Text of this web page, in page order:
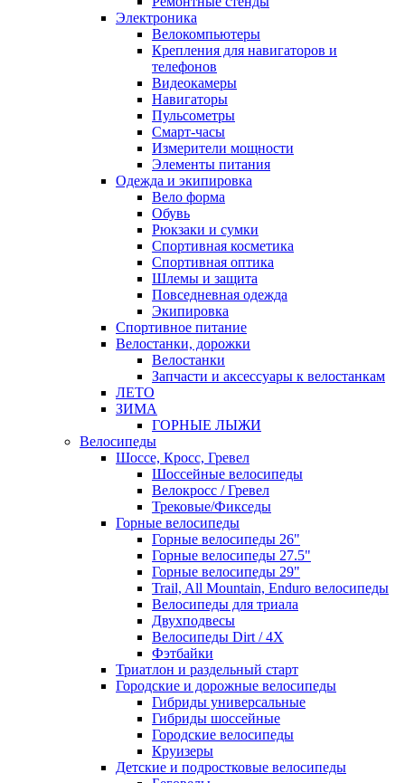
Электроника
Велокомпьютеры
Крепления для навигаторов и
телефонов
Видеокамеры
Навигаторы
Пульсометры
Смарт-часы
Измерители мощности
Элементы питания
Одежда и экипировка
Вело форма
Обувь
Рюкзаки и сумки
Спортивная косметика
Спортивная оптика
Шлемы и защита
Повседневная одежда
Экипировка
Спортивное питание
Велостанки, дорожки
Велостанки
Запчасти и аксессуары к велостанкам
ЛЕТО
ЗИМА
ГОРНЫЕ ЛЫЖИ
Велосипеды
Шоссе, Кросс, Гревел
Шоссейные велосипеды
Велокросс / Гревел
Трековые/Фикседы
Горные велосипеды
Горные велосипеды 26"
Горные велосипеды 27.5"
Горные велосипеды 29"
Trail, All Mountain, Enduro велосипеды
Велосипеды для триала
Двухподвесы
Велосипеды Dirt / 4X
Фэтбайки
Триатлон и раздельный старт
Городские и дорожные велосипеды
Гибриды универсальные
Гибриды шоссейные
Городские велосипеды
Круизеры
Детские и подростковые велосипеды